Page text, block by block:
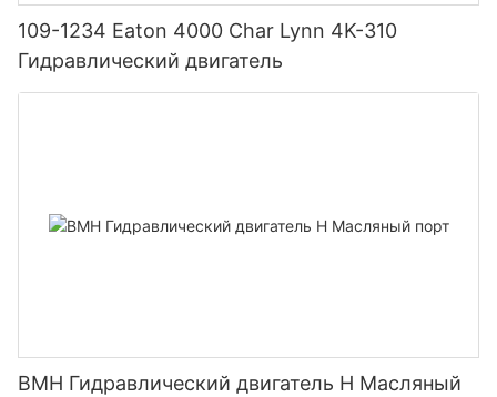
109-1234 Eaton 4000 Char Lynn 4K-310
Гидравлический двигатель
BMH Гидравлический двигатель H Масляный